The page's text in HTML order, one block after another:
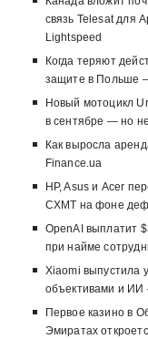
связь Telesat для
Lightspeed
Когда теряют
защите в Польше
Новый мотоцикл
в сентябре — но
Как выросла
Finance.ua
HP, Asus и Acer
CXMT на фоне
OpenAI выплатит
при найме
Xiaomi выпустила
объективами и ИИ
Первое казино в
Эмиратах